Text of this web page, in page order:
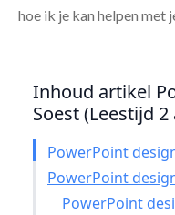
hoe ik je kan helpen met
Inhoud artikel
Soest (Leestijd
PowerPoint
PowerPoint
PowerPoint